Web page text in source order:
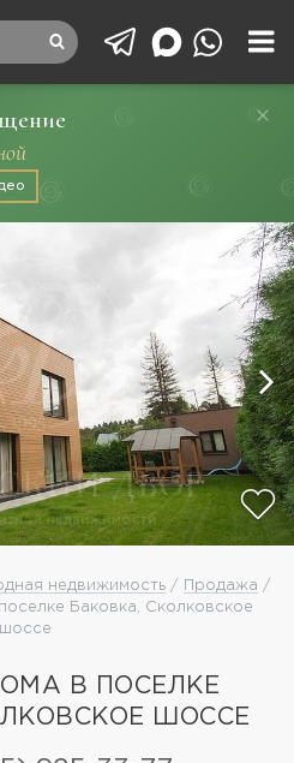
недвижимость / Продажа /
Баковка, Сколковское
шоссе
В ПОСЕЛКЕ
ШОССЕ